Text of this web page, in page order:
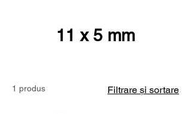
11 x 5 mm
1 produs Filtrare și sortare